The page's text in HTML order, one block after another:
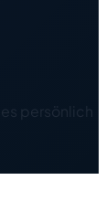
persönlich